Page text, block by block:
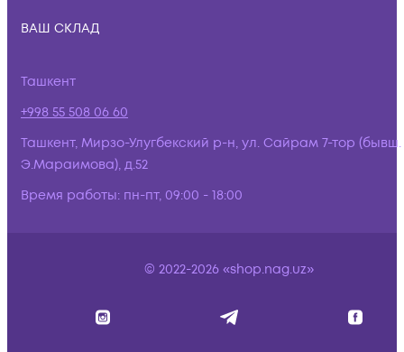
ВАШ СКЛАД
Ташкент
+998 55 508 06 60
Ташкент, Мирзо-Улугбекский р-н, ул. Сайрам 7-тор (бывш.
Э.Мараимова), д.52
Время работы: пн-пт, 09:00 - 18:00
© 2022-2026 «shop.nag.uz»